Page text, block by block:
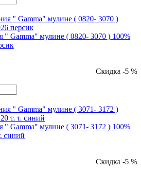
Gamma" мулине ( 0820- 3070 ) 100%
Скидка -5 %
Gamma" мулине ( 3071- 3172 ) 100%
синий
Скидка -5 %